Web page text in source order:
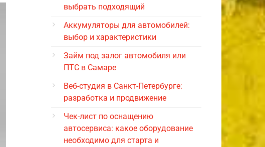
выбрать подходящий
Аккумуляторы для автомобилей:
выбор и характеристики
Займ под залог автомобиля или
ПТС в Самаре
Веб-студия в Санкт-Петербурге:
разработка и продвижение
Чек-лист по оснащению
автосервиса: какое оборудование
необходимо для старта и